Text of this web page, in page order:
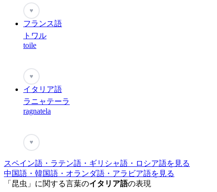
♥
フランス語
トワル
toile
♥
イタリア語
ラニャテーラ
ragnatela
♥
スペイン語・ラテン語・ギリシャ語・ロシア語を見る
中国語・韓国語・オランダ語・アラビア語を見る
「昆虫」に関する言葉のイタリア語の表現